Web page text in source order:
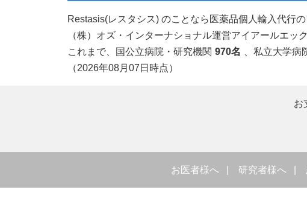
Restasis(レスタシス) のことなら医薬品個人輸入代行
（株）オズ・インターナショナル運営アイアールエ
これまで、国公立病院・研究機関 970名 、私立大学
（2026年08月07日時点）
お
お医者様へ 研究者様へ